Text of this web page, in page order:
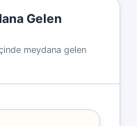
Gelen
meydana gelen